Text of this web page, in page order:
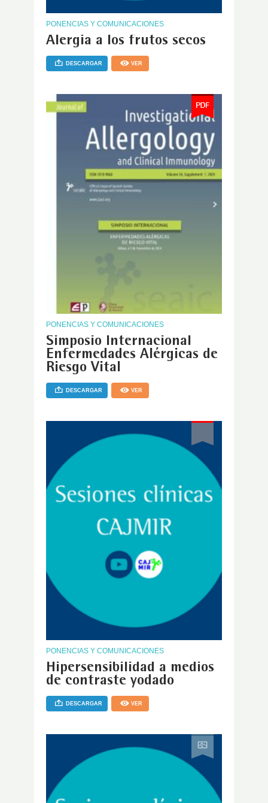
PONENCIAS Y COMUNICACIONES
Alergia a los frutos secos
DESCARGAR VER
PONENCIAS Y COMUNICACIONES
Simposio Internacional
Enfermedades Alérgicas de
Riesgo Vital
DESCARGAR VER
PONENCIAS Y COMUNICACIONES
Hipersensibilidad a medios
de contraste yodado
DESCARGAR VER